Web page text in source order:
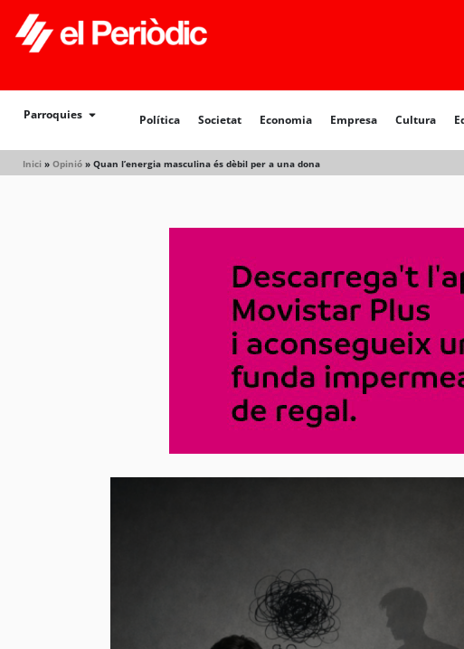
Parroquies Política Societat Economia Empresa Cultura
Inici » Opinió » Quan l’energia masculina és dèbil per a una dona